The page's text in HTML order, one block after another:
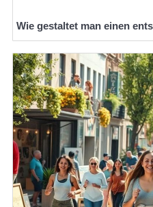
Wie gestaltet man einen